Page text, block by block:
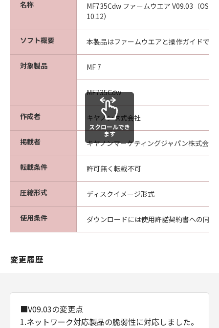
名称
MF735Cdw ファームウエア V09.03（OS X
10.12）
ソフト概要 本製品はファームウエアと操作ガイドです
対象製品 MF 7
MF735Cdw
作成者 キヤノン株式会社
掲載者 キヤノンマーケティングジャパン株式会社
転載条件 許可無く転載不可
圧縮形式 ディスクイメージ形式
使用条件 ダウンロードには使用許諾契約書への同意
スクロールでき
ます
変更履歴
■V09.03の変更点
1.ネットワーク対応製品の脆弱性に対応しました。